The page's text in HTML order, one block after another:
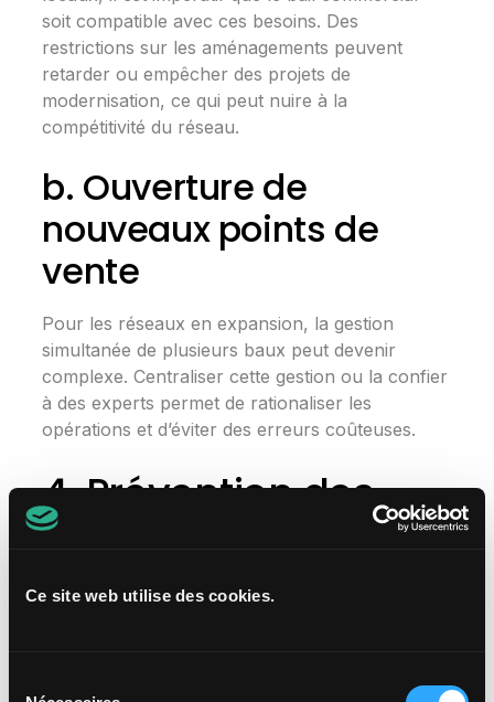
Ce site web utilise des cookies.
soit compatible avec ces besoins. Des
restrictions sur les aménagements peuvent
retarder ou empêcher des projets de
modernisation, ce qui peut nuire à la
compétitivité du réseau.
b. Ouverture de
nouveaux points de
vente
Pour les réseaux en expansion, la gestion
simultanée de plusieurs baux peut devenir
complexe. Centraliser cette gestion ou la confier
à des experts permet de rationaliser les
opérations et d’éviter des erreurs coûteuses.
4. Prévention des
litiges
La relation entre un réseau commercial et ses